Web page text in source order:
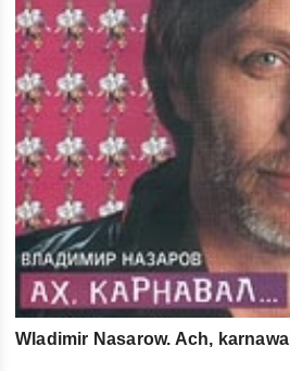
Wladimir Nasarow. Ach, karnawal